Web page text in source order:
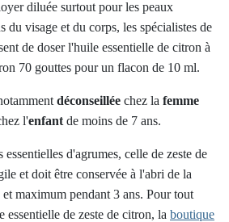
diluée surtout pour les peaux
du visage et du corps, les spécialistes de
de doser l'huile essentielle de citron à
70 gouttes pour un flacon de 10 ml.
déconseillée chez la femme
l'enfant de moins de 7 ans.
d'agrumes, celle de zeste de
et doit être conservée à l'abri de la
maximum pendant 3 ans. Pour tout
essentielle de zeste de citron, la boutique